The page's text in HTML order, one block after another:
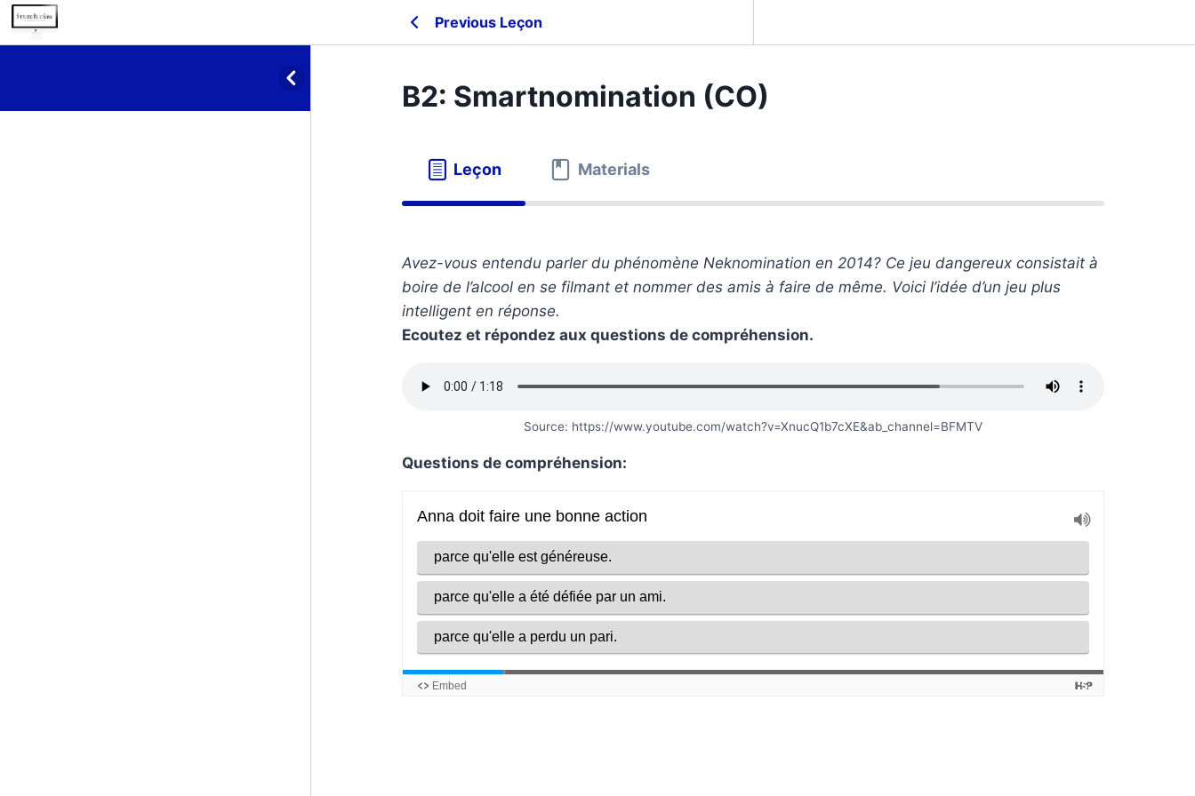
Previous Leçon
B2: Smartnomination (CO)
Leçon Materials
Avez-vous entendu parler du phénomène Neknomination en 2014? Ce jeu dangereux consistait à
boire de l’alcool en se filmant et nommer des amis à faire de même. Voici l’idée d’un jeu plus
intelligent en réponse.
Ecoutez et répondez aux questions de compréhension.
Source: https://www.youtube.com/watch?v=XnucQ1b7cXE&ab_channel=BFMTV
Questions de compréhension: